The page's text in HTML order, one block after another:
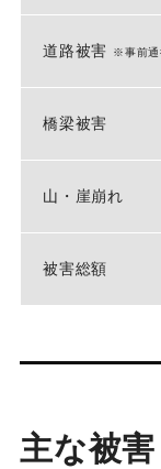
道路被害 ※事前通
橋梁被害
山・崖崩れ
被害総額
主な被害